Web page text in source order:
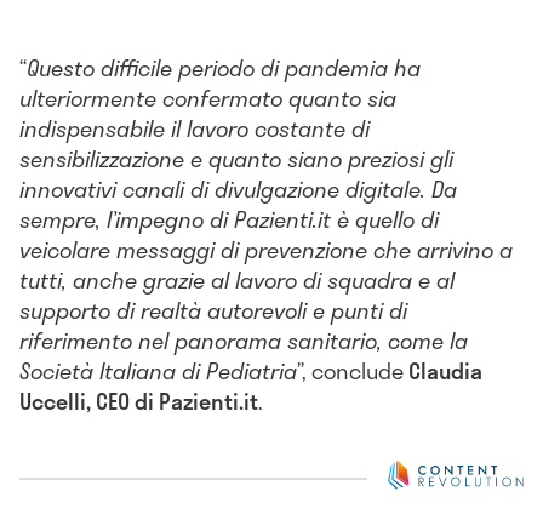
“Questo difficile periodo di pandemia ha
ulteriormente confermato quanto sia
indispensabile il lavoro costante di
sensibilizzazione e quanto siano preziosi gli
innovativi canali di divulgazione digitale. Da
sempre, l’impegno di Pazienti.it è quello di
veicolare messaggi di prevenzione che arrivino a
tutti, anche grazie al lavoro di squadra e al
supporto di realtà autorevoli e punti di
riferimento nel panorama sanitario, come la
Società Italiana di Pediatria”, concludeClaudia
Uccelli, CEO di Pazienti.it.